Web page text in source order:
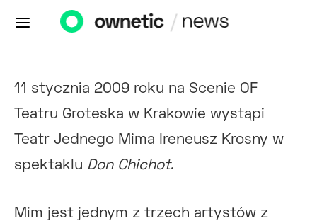
11 stycznia 2009 roku na Scenie OF
Teatru Groteska w Krakowie wystąpi
Teatr Jednego Mima Ireneusz Krosny w
spektaklu Don Chichot.
Mim jest jednym z trzech artystów z